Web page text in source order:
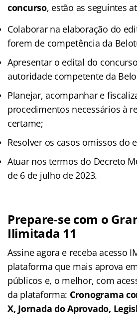
concurso, estão as seguintes
Colaborar na elaboração do
forem de competência da
Apresentar o edital do
autoridade competente da
Planejar, acompanhar e
procedimentos necessários à
certame;
Resolver os casos omissos do
Atuar nos termos do Decreto
de 6 de julho de 2023.
Prepare-se com o
Ilimitada 11
Assine agora e receba acesso
plataforma que mais aprova
públicos e, o melhor, com
da plataforma: Cronograma
X, Jornada do Aprovado,